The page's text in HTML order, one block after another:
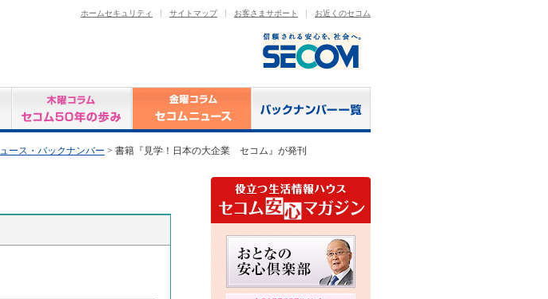
ホームセキュリティ サイトマップ お客さまサポート お近くのセコム
ース・バックナンバー > 書籍『見学！日本の大企業 セコム』が発刊